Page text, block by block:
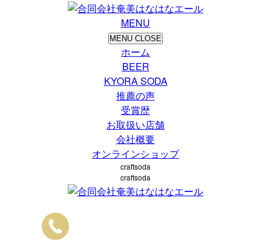
MENU
MENU CLOSE
ホーム
BEER
KYORA SODA
推薦の声
受賞歴
お取扱い店舗
会社概要
オンラインショップ
craftsoda
craftsoda